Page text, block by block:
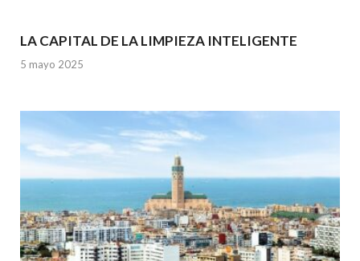
LA CAPITAL DE LA LIMPIEZA INTELIGENTE
5 mayo 2025